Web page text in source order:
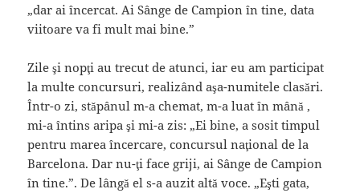
„dar ai încercat. Ai Sânge de Campion în tine, data
viitoare va fi mult mai bine.”
Zile şi nopţi au trecut de atunci, iar eu am participat
la multe concursuri, realizând aşa-numitele clasări.
Într-o zi, stăpânul m-a chemat, m-a luat în mână ,
mi-a întins aripa şi mi-a zis: „Ei bine, a sosit timpul
pentru marea încercare, concursul naţional de la
Barcelona. Dar nu-ţi face griji, ai Sânge de Campion
în tine.”. De lângă el s-a auzit altă voce. „Eşti gata,